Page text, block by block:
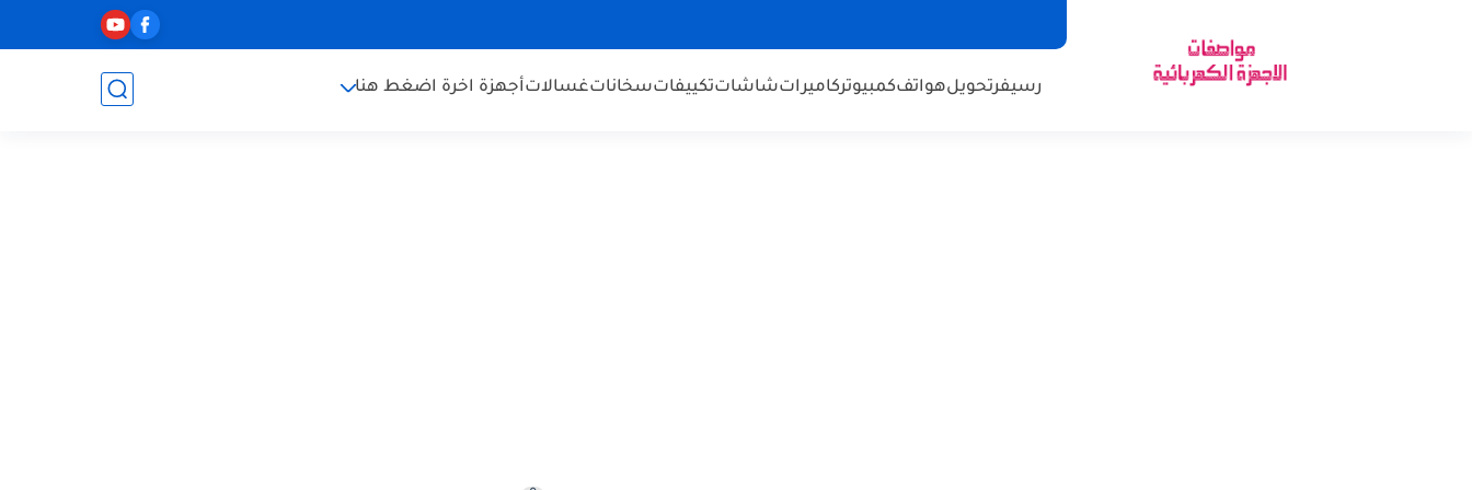
رسيفرتحويلهواتفكمبيوتركاميراتشاشاتتكييفاتسخاناتغسالاتأجهزة اخرة اضغط هنا